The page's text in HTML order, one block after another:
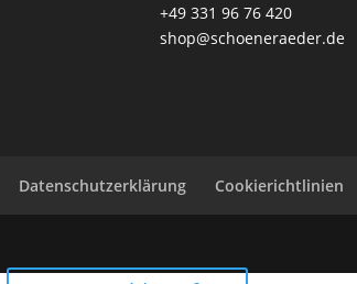
+49 331 96 76 420
shop@schoeneraeder.de
Datenschutzerklärung Cookierichtlinien